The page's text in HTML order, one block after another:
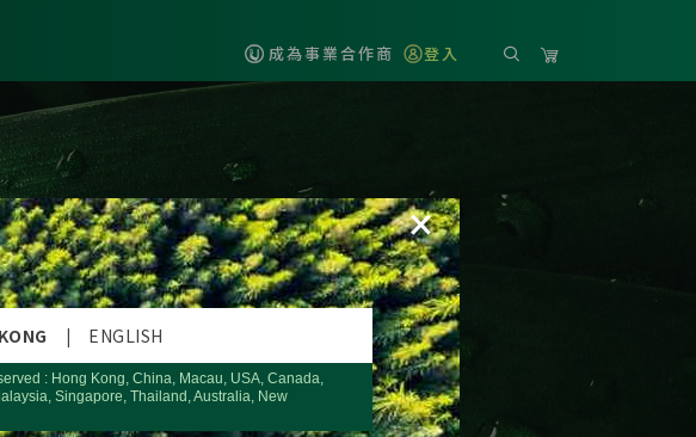
成為事業合作商 登入
×
| ENGLISH
: Hong Kong, China, Macau, USA, Canada,
Singapore, Thailand, Australia, New